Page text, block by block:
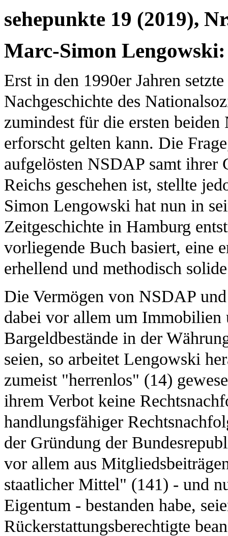
sehepunkte 19 (2019),
Marc-Simon
Erst in den 1990er Jahren
Nachgeschichte des
zumindest für die ersten
erforscht gelten kann. Die
aufgelösten NSDAP samt ihrer
Reichs geschehen ist, stellte
Simon Lengowski hat nun in
Zeitgeschichte in Hamburg
vorliegende Buch basiert, eine
erhellend und methodisch
Die Vermögen von NSDAP
dabei vor allem um Immobilien
Bargeldbestände in der
seien, so arbeitet Lengowski
zumeist "herrenlos" (14)
ihrem Verbot keine
handlungsfähiger
der Gründung der
vor allem aus
staatlicher Mittel" (141) - und
Eigentum - bestanden habe,
Rückerstattungsberechtigte